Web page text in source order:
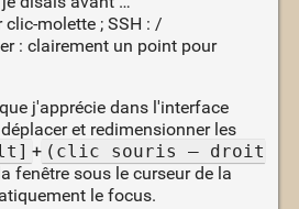
clic-molette ; SSH : /
: clairement un point pour
j'apprécie dans l'interface
et redimensionner les
+ (clic souris — droit
fenêtre sous le curseur de la
le focus.